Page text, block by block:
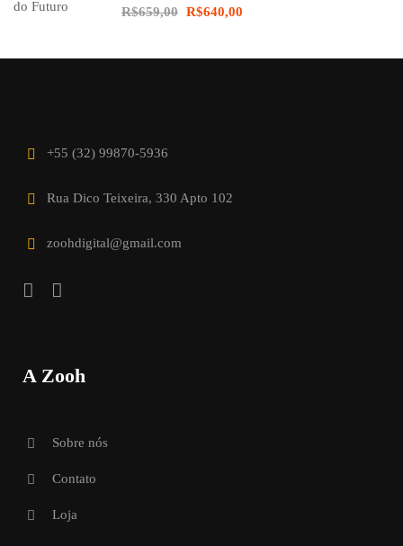
R$659,00 R$640,00
+55 (32) 99870-5936
Rua Dico Teixeira, 330 Apto 102
zoohdigital@gmail.com
A Zooh
Sobre nós
Contato
Loja